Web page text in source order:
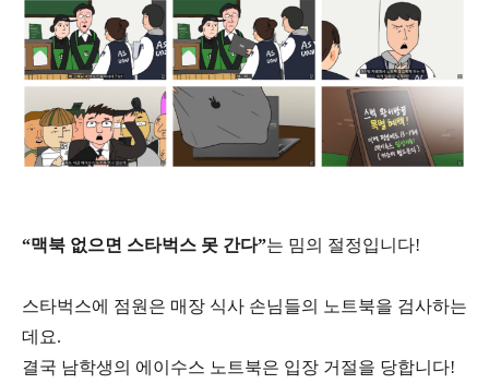
“맥북 없으면 스타벅스 못 간다”는 밈의 절정입니다!
스타벅스에 점원은 매장 식사 손님들의 노트북을 검사하는
데요.
결국 남학생의 에이수스 노트북은 입장 거절을 당합니다!